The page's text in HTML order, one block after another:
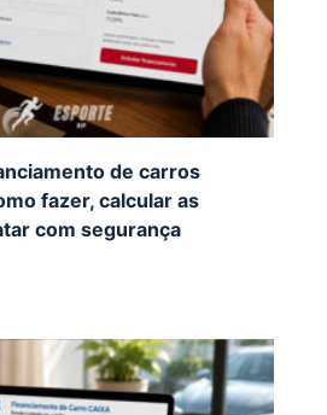
de carros
fazer, calcular as
com segurança